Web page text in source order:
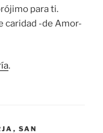
para ti.
caridad -de Amor-
.
, SAN